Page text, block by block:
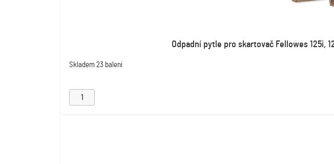
Odpadní pytle pro skartovač Fellowes 125i,
Skladem 23 balení